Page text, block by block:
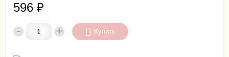
596 ₽
- + Купить